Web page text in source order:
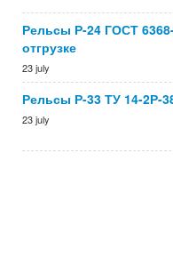
Рельсы Р-24 ГОСТ
отгрузке
23 july
Рельсы Р-33 ТУ 14-2Р-
23 july